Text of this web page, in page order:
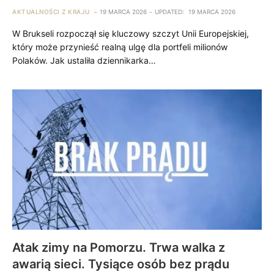
AKTUALNOŚCI Z KRAJU 19 MARCA 2026 UPDATED: 19 MARCA 2026
W Brukseli rozpoczął się kluczowy szczyt Unii Europejskiej,
który może przynieść realną ulgę dla portfeli milionów
Polaków. Jak ustaliła dziennikarka…
Atak zimy na Pomorzu. Trwa walka z
awarią sieci. Tysiące osób bez prądu